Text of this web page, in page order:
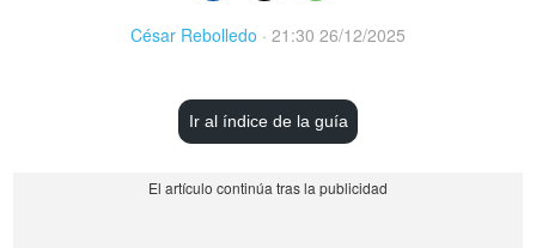
César Rebolledo · 21:30 26/12/2025
Ir al índice de la guía